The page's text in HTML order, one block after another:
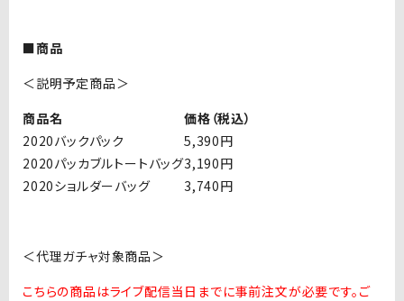
■商品
＜説明予定商品＞
商品名
価格（税込）
2020バックパック
5,390円
2020パッカブルトートバッグ3,190円
2020ショルダーバッグ
3,740円
＜代理ガチャ対象商品＞
こちらの商品はライブ配信当日までに事前注文が必要です。ご